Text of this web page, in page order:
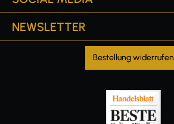
NEWSLETTER
Bestellung widerrufen